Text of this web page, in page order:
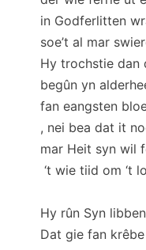
in Godferlitten
soe’t al mar
Hy trochstie dan
begûn yn
fan eangsten
, nei bea dat it
mar Heit syn wil
‘t wie tiid om ‘t
Hy rûn Syn
Dat gie fan